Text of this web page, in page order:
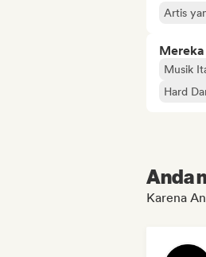
Artis
Musik
Hard
Anda
Karena